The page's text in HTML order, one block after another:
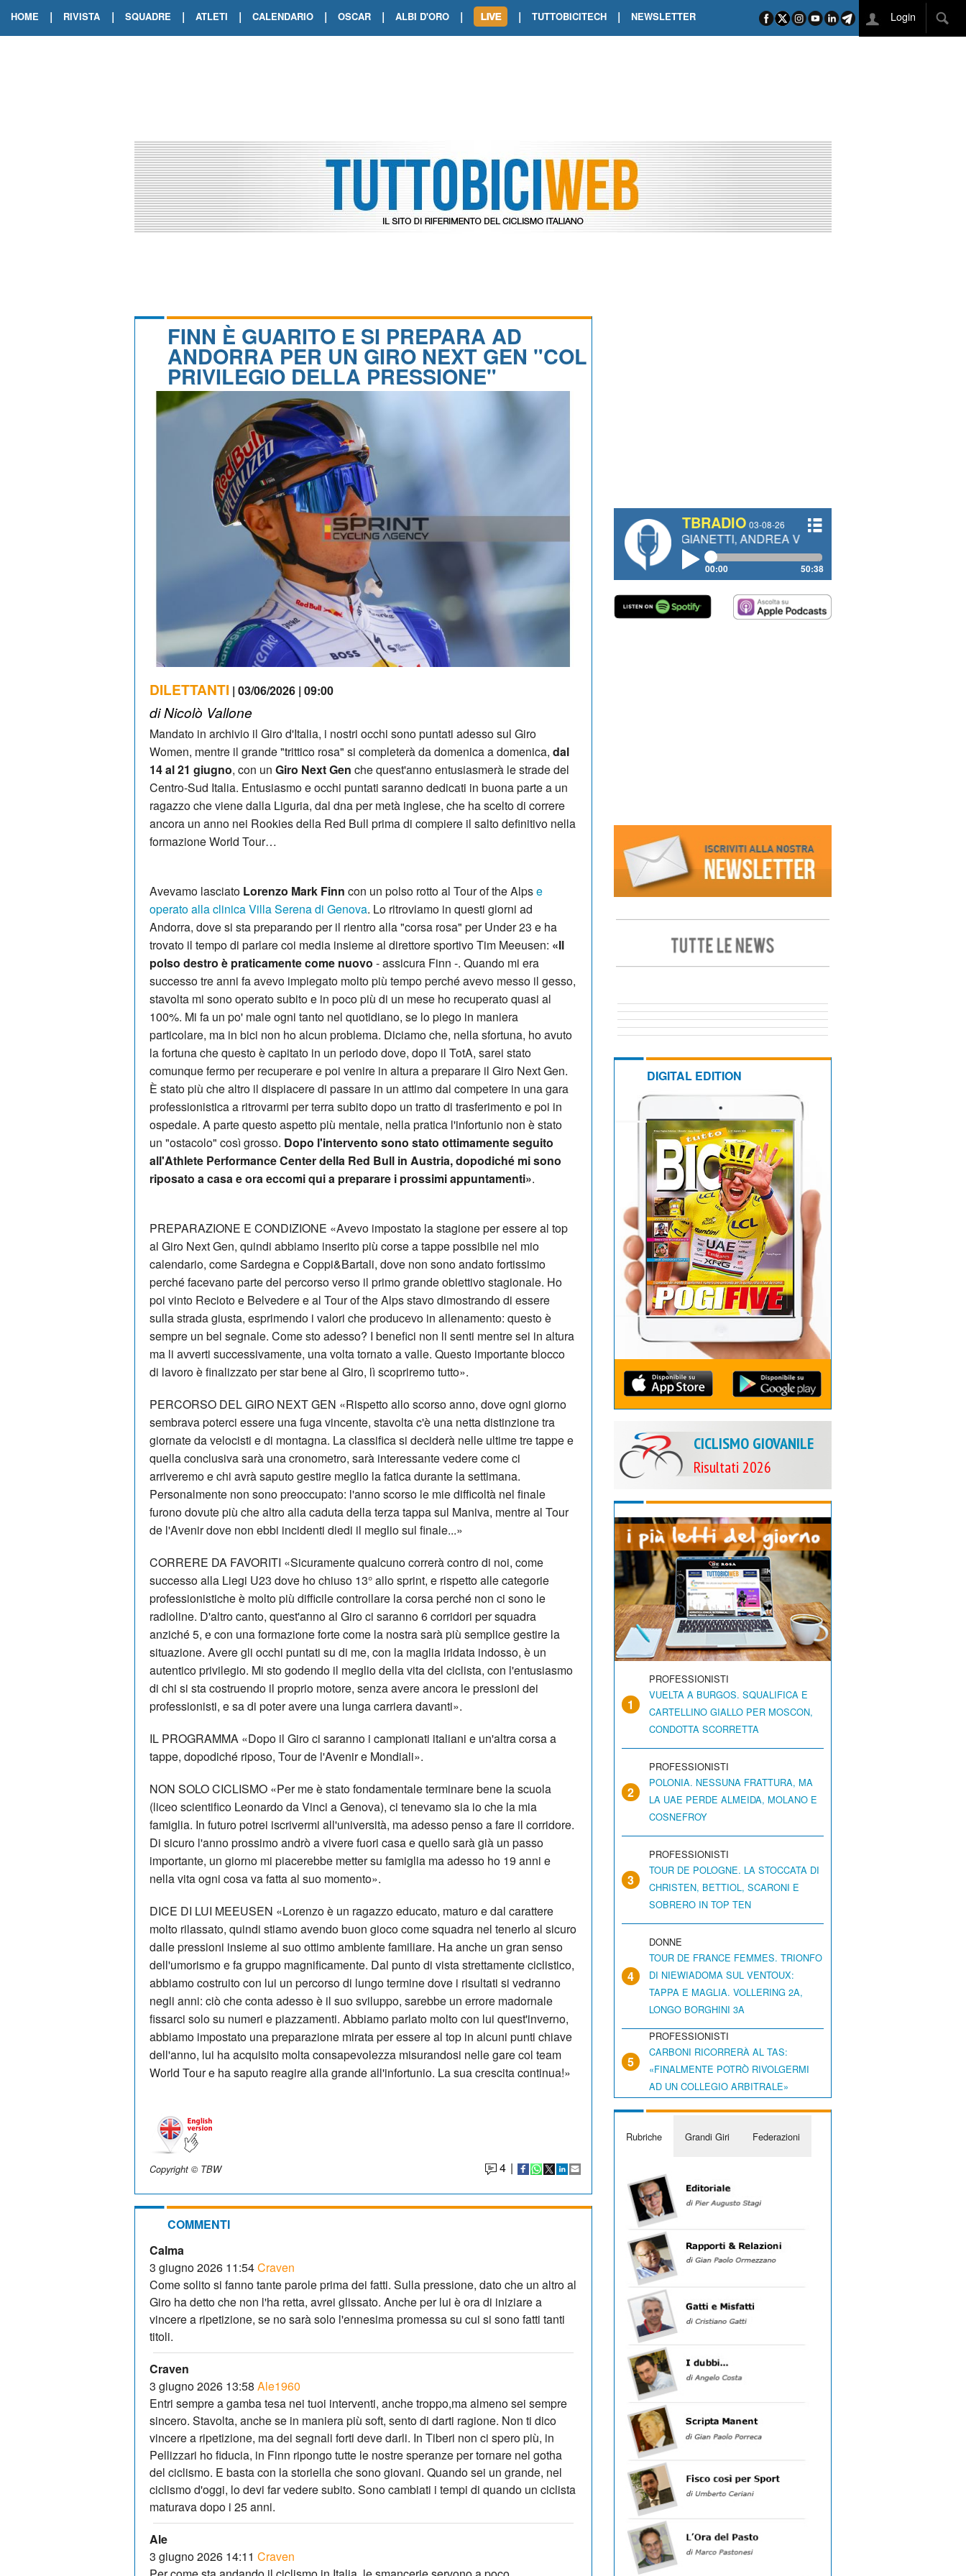
HOME | RIVISTA | SQUADRE | ATLETI | CALENDARIO | OSCAR | ALBI D'ORO |
TOUR DE FRANCE. ORCIERES-MERLETTE INCORONA CARAPAZ
TOUR DE FRANCE. A VOIRON TRIONFO DI PHILIPSEN SU SCHMID E KOOIJ
| TUTTOBICITECH | NEWSLETTER Login
FINN È GUARITO E SI PREPARA AD
ANDORRA PER UN GIRO NEXT GEN "COL
PRIVILEGIO DELLA PRESSIONE"
DILETTANTI | 03/06/2026 | 09:00
di Nicolò Vallone
Mandato in archivio il Giro d'Italia, i nostri occhi sono puntati adesso sul Giro
Women, mentre il grande "trittico rosa" si completerà da domenica a domenica, dal
14 al 21 giugno, con un Giro Next Gen che quest'anno entusiasmerà le strade del
Centro-Sud Italia. Entusiasmo e occhi puntati saranno dedicati in buona parte a un
ragazzo che viene dalla Liguria, dal dna per metà inglese, che ha scelto di correre
ancora un anno nei Rookies della Red Bull prima di compiere il salto definitivo nella
formazione World Tour…
Avevamo lasciato Lorenzo Mark Finn con un polso rotto al Tour of the Alpse
operato alla clinica Villa Serena di Genova. Lo ritroviamo in questi giorni ad
Andorra, dove si sta preparando per il rientro alla "corsa rosa" per Under 23 e ha
trovato il tempo di parlare coi media insieme al direttore sportivo Tim Meeusen: «Il
polso destro è praticamente come nuovo - assicura Finn -. Quando mi era
successo tre anni fa avevo impiegato molto più tempo perché avevo messo il gesso,
stavolta mi sono operato subito e in poco più di un mese ho recuperato quasi al
100%. Mi fa un po' male ogni tanto nel quotidiano, se lo piego in maniera
particolare, ma in bici non ho alcun problema. Diciamo che, nella sfortuna, ho avuto
la fortuna che questo è capitato in un periodo dove, dopo il TotA, sarei stato
comunque fermo per recuperare e poi venire in altura a preparare il Giro Next Gen.
È stato più che altro il dispiacere di passare in un attimo dal competere in una gara
professionistica a ritrovarmi per terra subito dopo un tratto di trasferimento e poi in
ospedale. A parte questo aspetto più mentale, nella pratica l'infortunio non è stato
un "ostacolo" così grosso. Dopo l'intervento sono stato ottimamente seguito
all'Athlete Performance Center della Red Bull in Austria, dopodiché mi sono
riposato a casa e ora eccomi qui a preparare i prossimi appuntamenti».
PREPARAZIONE E CONDIZIONE «Avevo impostato la stagione per essere al top
al Giro Next Gen, quindi abbiamo inserito più corse a tappe possibile nel mio
calendario, come Sardegna e Coppi&Bartali, dove non sono andato fortissimo
perché facevano parte del percorso verso il primo grande obiettivo stagionale. Ho
poi vinto Recioto e Belvedere e al Tour of the Alps stavo dimostrando di essere
sulla strada giusta, esprimendo i valori che producevo in allenamento: questo è
sempre un bel segnale. Come sto adesso? I benefici non li senti mentre sei in altura
ma li avverti successivamente, una volta tornato a valle. Questo importante blocco
di lavoro è finalizzato per star bene al Giro, lì scopriremo tutto».
PERCORSO DEL GIRO NEXT GEN «Rispetto allo scorso anno, dove ogni giorno
sembrava poterci essere una fuga vincente, stavolta c'è una netta distinzione tra
giornate da velocisti e di montagna. La classifica si deciderà nelle ultime tre tappe e
quella conclusiva sarà una cronometro, sarà interessante vedere come ci
arriveremo e chi avrà saputo gestire meglio la fatica durante la settimana.
Personalmente non sono preoccupato: l'anno scorso le mie difficoltà nel finale
furono dovute più che altro alla caduta della terza tappa sul Maniva, mentre al Tour
de l'Avenir dove non ebbi incidenti diedi il meglio sul finale...»
CORRERE DA FAVORITI «Sicuramente qualcuno correrà contro di noi, come
successo alla Liegi U23 dove ho chiuso 13° allo sprint, e rispetto alle categorie
professionistiche è molto più difficile controllare la corsa perché non ci sono le
radioline. D'altro canto, quest'anno al Giro ci saranno 6 corridori per squadra
anziché 5, e con una formazione forte come la nostra sarà più semplice gestire la
situazione. Avere gli occhi puntati su di me, con la maglia iridata indosso, è un
autentico privilegio. Mi sto godendo il meglio della vita del ciclista, con l'entusiasmo
di chi si sta costruendo il proprio motore, senza avere ancora le pressioni dei
professionisti, e sa di poter avere una lunga carriera davanti».
IL PROGRAMMA «Dopo il Giro ci saranno i campionati italiani e un'altra corsa a
tappe, dopodiché riposo, Tour de l'Avenir e Mondiali».
NON SOLO CICLISMO «Per me è stato fondamentale terminare bene la scuola
(liceo scientifico Leonardo da Vinci a Genova), ci tenevamo sia io che la mia
famiglia. In futuro potrei iscrivermi all'università, ma adesso penso a fare il corridore.
Di sicuro l'anno prossimo andrò a vivere fuori casa e quello sarà già un passo
importante, un giorno mi piacerebbe metter su famiglia ma adesso ho 19 anni e
nella vita ogni cosa va fatta al suo momento».
DICE DI LUI MEEUSEN «Lorenzo è un ragazzo educato, maturo e dal carattere
molto rilassato, quindi stiamo avendo buon gioco come squadra nel tenerlo al sicuro
dalle pressioni insieme al suo ottimo ambiente familiare. Ha anche un gran senso
dell'umorismo e fa gruppo magnificamente. Dal punto di vista strettamente ciclistico,
abbiamo costruito con lui un percorso di lungo termine dove i risultati si vedranno
negli anni: ciò che conta adesso è il suo sviluppo, sarebbe un errore madornale
fissarci solo su numeri e piazzamenti. Abbiamo parlato molto con lui quest'inverno,
abbiamo impostato una preparazione mirata per essere al top in alcuni punti chiave
dell'anno, lui ha acquisito molta consapevolezza misurandosi nelle gare col team
World Tour e ha saputo reagire alla grande all'infortunio. La sua crescita continua!»
Copyright © TBW 4 |
COMMENTI
Calma
3 giugno 2026 11:54Craven
Come solito si fanno tante parole prima dei fatti. Sulla pressione, dato che un altro al
Giro ha detto che non l'ha retta, avrei glissato. Anche per lui è ora di iniziare a
vincere a ripetizione, se no sarà solo l'ennesima promessa su cui si sono fatti tanti
titoli.
Craven
3 giugno 2026 13:58 Ale1960
Entri sempre a gamba tesa nei tuoi interventi, anche troppo,ma almeno sei sempre
sincero. Stavolta, anche se in maniera più soft, sento di darti ragione. Non ti dico
vincere a ripetizione, ma dei segnali forti deve darli. In Tiberi non ci spero più, in
Pellizzari ho fiducia, in Finn ripongo tutte le nostre speranze per tornare nel gotha
del ciclismo. E basta con la storiella che sono giovani. Quando sei un grande, nel
ciclismo d'oggi, lo devi far vedere subito. Sono cambiati i tempi di quando un ciclista
maturava dopo i 25 anni.
Ale
3 giugno 2026 14:11 Craven
TBRADIO 03-08-26
#334 CHARLY WEGELIUS, MAURO GIANETTI, ANDREA VENDRAME, FILIPPO FIORELLI
00:00 50:38
DIGITAL EDITION
CICLISMO GIOVANILE
Risultati 2026
1
PROFESSIONISTI
VUELTA A BURGOS. SQUALIFICA E
CARTELLINO GIALLO PER MOSCON,
CONDOTTA SCORRETTA
2
PROFESSIONISTI
POLONIA. NESSUNA FRATTURA, MA
LA UAE PERDE ALMEIDA, MOLANO E
COSNEFROY
3
PROFESSIONISTI
TOUR DE POLOGNE. LA STOCCATA DI
CHRISTEN, BETTIOL, SCARONI E
SOBRERO IN TOP TEN
4
DONNE
TOUR DE FRANCE FEMMES. TRIONFO
DI NIEWIADOMA SUL VENTOUX:
TAPPA E MAGLIA. VOLLERING 2A,
LONGO BORGHINI 3A
5
PROFESSIONISTI
CARBONI RICORRERÀ AL TAS:
«FINALMENTE POTRÒ RIVOLGERMI
AD UN COLLEGIO ARBITRALE»
Rubriche Grandi Giri Federazioni